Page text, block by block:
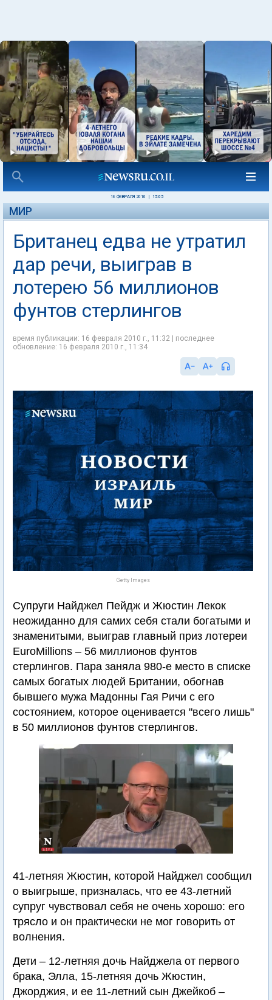
16 ФЕВРАЛЯ 2010 15:05
МИР
Британец едва не утратил
дар речи, выиграв в
лотерею 56 миллионов
фунтов стерлингов
время публикации: 16 февраля 2010 г., 11:32 | последнее
обновление: 16 февраля 2010 г., 11:34
Getty Images
Супруги Найджел Пейдж и Жюстин Лекок
неожиданно для самих себя стали богатыми и
знаменитыми, выиграв главный приз лотереи
EuroMillions – 56 миллионов фунтов
стерлингов. Пара заняла 980-е место в списке
самых богатых людей Британии, обогнав
бывшего мужа Мадонны Гая Ричи с его
состоянием, которое оценивается "всего лишь"
в 50 миллионов фунтов стерлингов.
41-летняя Жюстин, которой Найджел сообщил
о выигрыше, призналась, что ее 43-летний
супруг чувствовал себя не очень хорошо: его
трясло и он практически не мог говорить от
волнения.
Дети – 12-летняя дочь Найджела от первого
брака, Элла, 15-летняя дочь Жюстин,
Джорджия, и ее 11-летний сын Джейкоб –